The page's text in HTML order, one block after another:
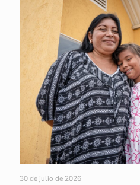
30 de julio de 2026